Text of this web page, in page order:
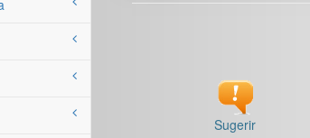
Sugerir